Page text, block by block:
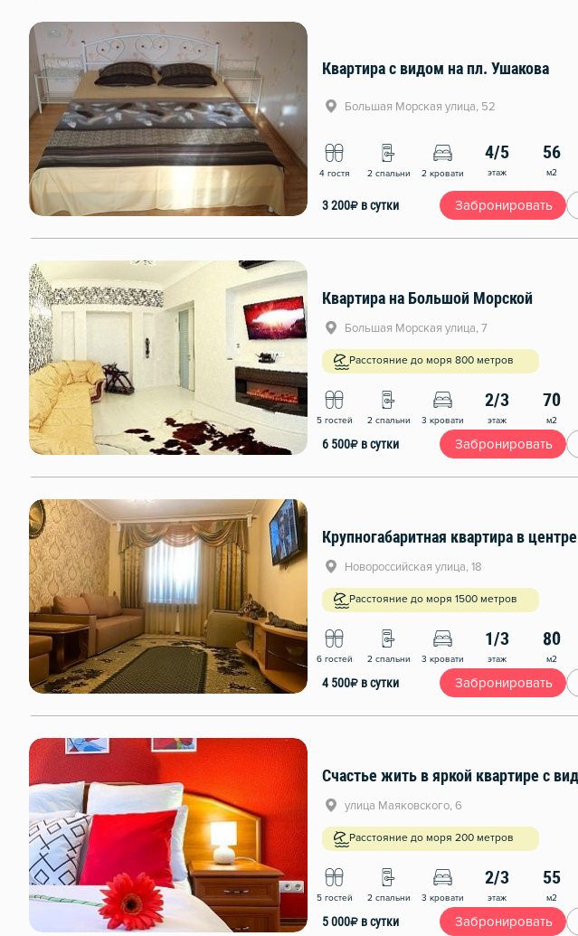
Квартира с видом на пл. Ушакова
Большая Морская улица, 52
4 гостя 2 спальни 2 кровати
4/5
этаж
56
м2
3 200₽ в сутки Забронировать
Квартира на Большой Морской
Большая Морская улица, 7
Расстояние до моря 800 метров
5 гостей 2 спальни 3 кровати
2/3
этаж
70
м2
6 500₽ в сутки Забронировать
Крупногабаритная квартира в центре
Новороссийская улица, 18
Расстояние до моря 1500 метров
6 гостей 2 спальни 3 кровати
1/3
этаж
80
м2
4 500₽ в сутки Забронировать
улица Маяковского, 6
Расстояние до моря 200 метров
5 гостей 2 спальни 3 кровати
2/3
этаж
55
м2
5 000₽ в сутки Забронировать